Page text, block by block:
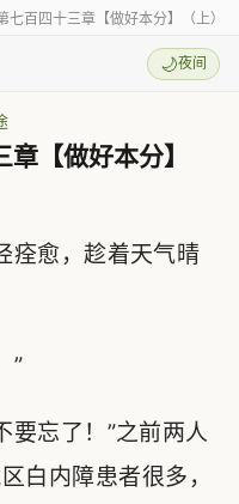
百四十三章【做好本分】（上）
🌙夜间
【做好本分】
痊愈，趁着天气晴
”
忘了！”之前两人
白内障患者很多，